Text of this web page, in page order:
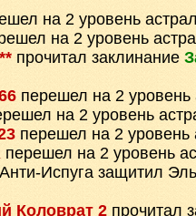
на 2 уровень
на 2 уровень
прочитал заклинание
перешел на 2 уровень
на 2 уровень
перешел на 2 уровень
перешел на 2 уровень
Испуга защитил
Коловрат 2 прочитал